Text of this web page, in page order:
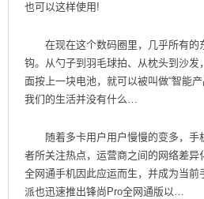
也可以这样使用!
在现在这个数码圈里，几乎所有的
钩。从勺子到羽毛球拍、从枕头到沙发
面按上一块电池，就可以被叫做“智能产
我们的生活并没有什么…
随着多卡用户用户慢慢的变多，手
者所关注热点，运营商之间的网络差异
全网通手机因此应运而生，并成为当前
派也迅速推出锋尚Pro全网通版以…